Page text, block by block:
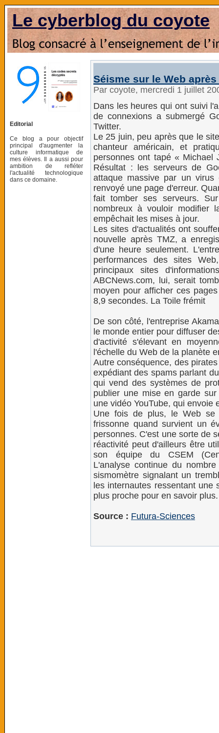
Le cyberblog du coyote
Editorial
Ce blog a pour objectif
principal d'augmenter la
culture informatique de
mes élèves. Il a aussi pour
ambition de refléter
l'actualité technologique
dans ce domaine.
Séisme sur le Web
Par coyote, mercredi 1 juillet
Dans les heures qui ont suivi
de connexions a submergé
Twitter.
Le 25 juin, peu après que le
chanteur américain, et
personnes ont tapé « Michael
Résultat : les serveurs de
attaque massive par un virus
renvoyé une page d'erreur.
fait tomber ses serveurs.
nombreux à vouloir modifier
empêchait les mises à jour.
Les sites d'actualités ont
nouvelle après TMZ, a
d'une heure seulement.
performances des sites
principaux sites
ABCNews.com, lui, serait
moyen pour afficher ces
8,9 secondes. La Toile frémit
De son côté, l'entreprise
le monde entier pour diffuser
d'activité s'élevant en
l'échelle du Web de la planète
Autre conséquence, des
expédiant des spams parlant
qui vend des systèmes de
publier une mise en garde
une vidéo YouTube, qui envoie
Une fois de plus, le Web se
frissonne quand survient un
personnes. C'est une sorte de
réactivité peut d'ailleurs être
son équipe du CSEM
L'analyse continue du
sismomètre signalant un
les internautes ressentant
plus proche pour en savoir plus.
Source : Futura-Sciences